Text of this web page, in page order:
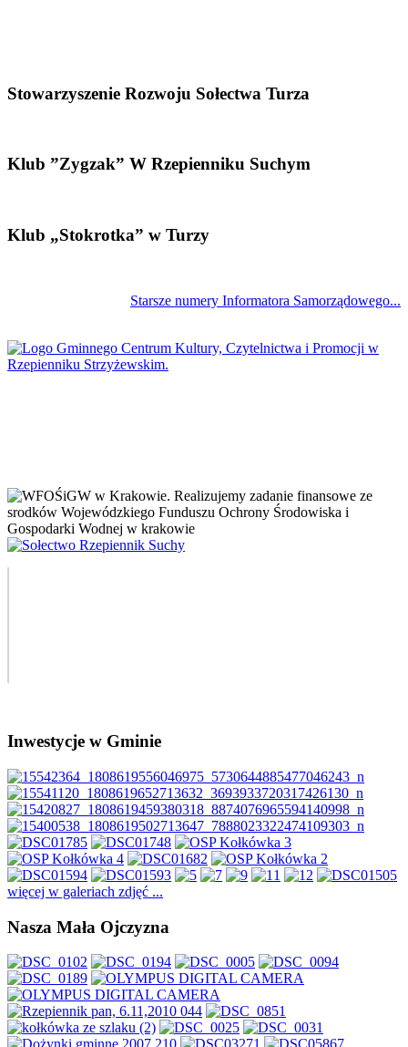
Stowarzyszenie Rozwoju Sołectwa Turza
Klub ”Zygzak” W Rzepienniku Suchym
Klub „Stokrotka” w Turzy
Starsze numery Informatora Samorządowego...
Inwestycje w Gminie
więcej w galeriach zdjęć ...
Nasza Mała Ojczyzna